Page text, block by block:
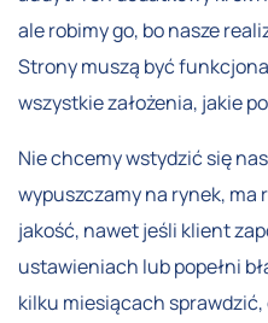
ale robimy go, bo nasze
Strony muszą być
wszystkie założenia, jakie
Nie chcemy wstydzić się
wypuszczamy na rynek,
jakość, nawet jeśli klient
ustawieniach lub popełni
kilku miesiącach sprawdzić,